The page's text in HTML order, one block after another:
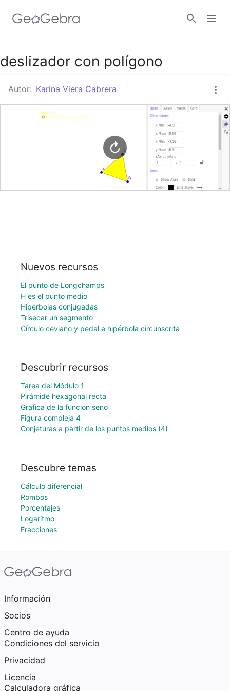
Google Classroom
GeoGebra Classroom
deslizador con polígono
Autor: Karina Viera Cabrera
Nuevos recursos
El punto de Longchamps
H es el punto medio
Hipérbolas conjugadas
Trisecar un segmento
Círculo ceviano y pedal e hipérbola circunscrita
Descubrir recursos
Tarea del Módulo 1
Pirámide hexagonal recta
Grafica de la funcion seno
Figura compleja 4
Conjeturas a partir de los puntos medios (4)
Descubre temas
Cálculo diferencial
Rombos
Porcentajes
Logaritmo
Fracciones
Información
Socios
Centro de ayuda
Condiciones del servicio
Privacidad
Licencia
Calculadora gráfica